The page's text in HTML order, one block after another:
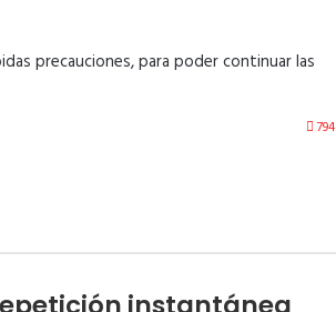
precauciones, para poder continuar las
794